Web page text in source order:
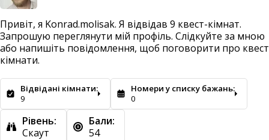
Привіт, я Konrad.molisak. Я відвідав 9 квест-кімнат.
Запрошую переглянути мій профіль. Слідкуйте за мною
або напишіть повідомлення, щоб поговорити про квест
кімнати.
Відвідані кімнати:
9
Номери у списку бажань:
0
Рівень:
Скаут
Бали:
54